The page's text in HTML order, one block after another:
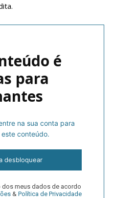
é
para
na sua conta para
conteúdo.
desbloquear
dos meus dados de acordo
& Política de Privacidade